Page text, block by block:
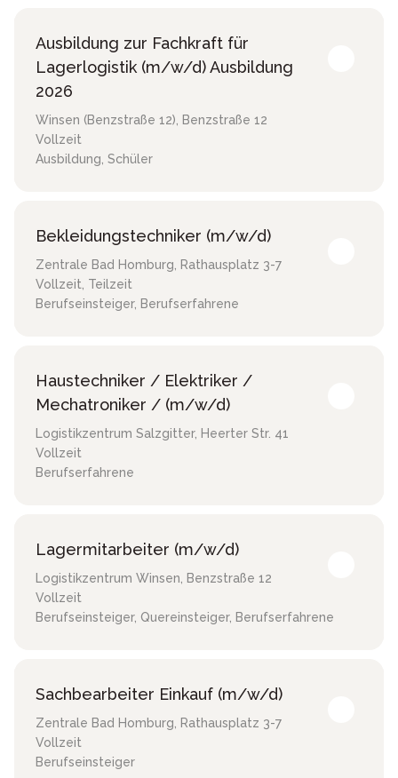
Ausbildung zur Fachkraft für
Lagerlogistik (m/w/d) Ausbildung
2026
Winsen (Benzstraße 12), Benzstraße 12
Vollzeit
Ausbildung, Schüler
Bekleidungstechniker (m/w/d)
Zentrale Bad Homburg, Rathausplatz 3-7
Vollzeit, Teilzeit
Berufseinsteiger, Berufserfahrene
Haustechniker / Elektriker /
Mechatroniker / (m/w/d)
Logistikzentrum Salzgitter, Heerter Str. 41
Vollzeit
Berufserfahrene
Lagermitarbeiter (m/w/d)
Logistikzentrum Winsen, Benzstraße 12
Vollzeit
Berufseinsteiger, Quereinsteiger, Berufserfahrene
Sachbearbeiter Einkauf (m/w/d)
Zentrale Bad Homburg, Rathausplatz 3-7
Vollzeit
Berufseinsteiger